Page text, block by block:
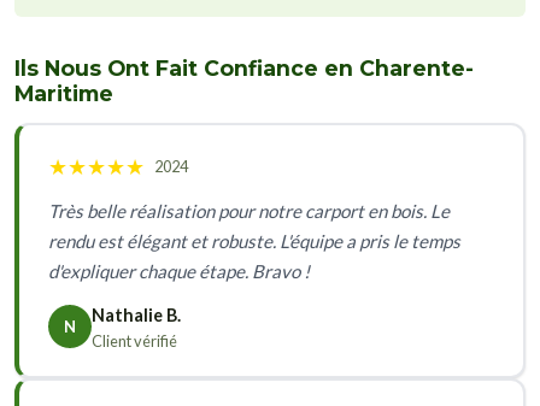
Ils Nous Ont Fait Confiance en Charente-
Maritime
★★★★★ 2024
Très belle réalisation pour notre carport en bois. Le
rendu est élégant et robuste. L'équipe a pris le temps
d'expliquer chaque étape. Bravo !
N
Nathalie B.
Client vérifié